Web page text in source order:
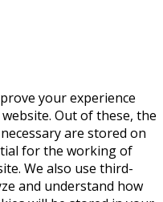
your experience
Out of these, the
are stored on
for the working of
We also use third-
and understand how